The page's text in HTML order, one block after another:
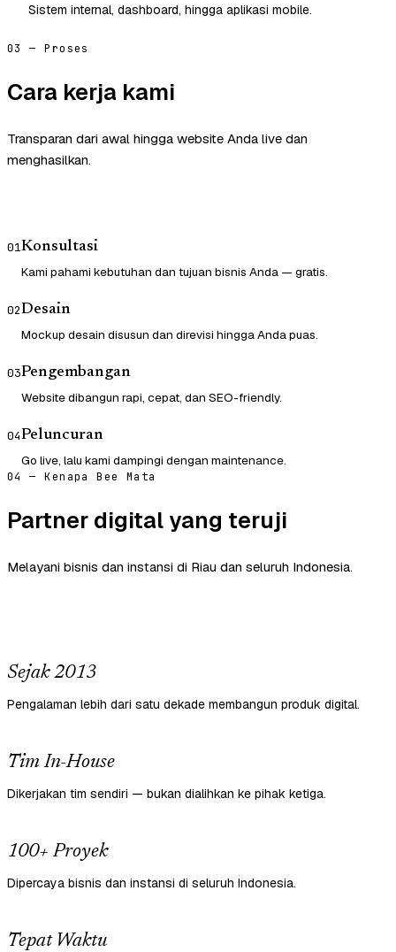
Sistem internal, dashboard, hingga aplikasi mobile.
03 — Proses
Cara kerja kami
Transparan dari awal hingga website Anda live dan
menghasilkan.
01Konsultasi
Kami pahami kebutuhan dan tujuan bisnis Anda — gratis.
02Desain
Mockup desain disusun dan direvisi hingga Anda puas.
03Pengembangan
Website dibangun rapi, cepat, dan SEO-friendly.
04Peluncuran
Go live, lalu kami dampingi dengan maintenance.
04 — Kenapa Bee Mata
Partner digital yang teruji
Melayani bisnis dan instansi di Riau dan seluruh Indonesia.
Sejak 2013
Pengalaman lebih dari satu dekade membangun produk digital.
Tim In-House
Dikerjakan tim sendiri — bukan dialihkan ke pihak ketiga.
100+ Proyek
Dipercaya bisnis dan instansi di seluruh Indonesia.
Tepat Waktu